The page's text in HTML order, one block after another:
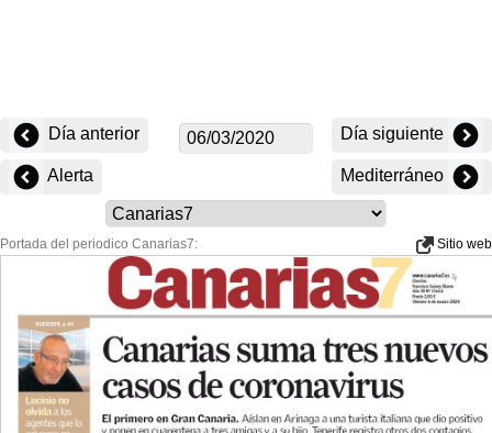
Día anterior Día siguiente
Alerta Mediterráneo
Portada del periodico Canarias7: Sitio web